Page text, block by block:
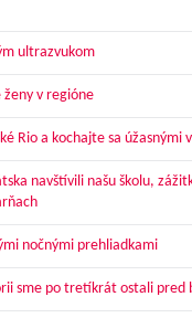
ultrazvukom
ženy v regióne
Rio a kochajte sa úžasnými
navštívili našu školu,
nočnými prehliadkami
sme po tretíkrát ostali pred